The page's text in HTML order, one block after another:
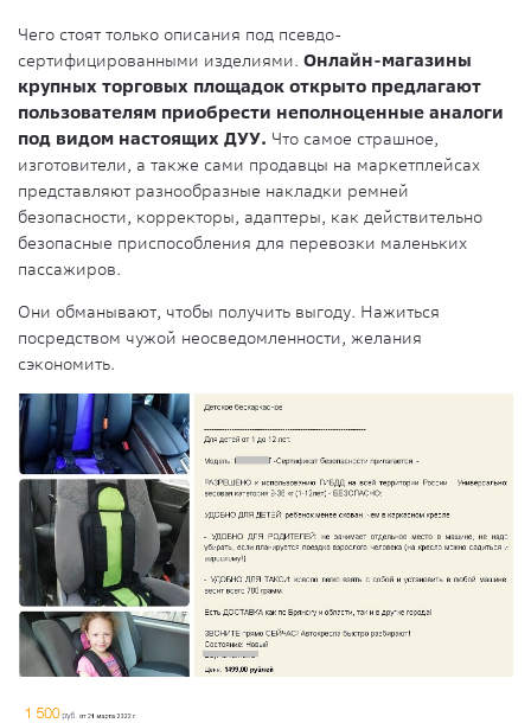
Чего стоят только описания под псевдо-
сертифицированными изделиями. Онлайн-магазины
крупных торговых площадок открыто предлагают
пользователям приобрести неполноценные аналоги
под видом настоящих ДУУ. Что самое страшное,
изготовители, а также сами продавцы на маркетплейсах
представляют разнообразные накладки ремней
безопасности, корректоры, адаптеры, как действительно
безопасные приспособления для перевозки маленьких
пассажиров.
Они обманывают, чтобы получить выгоду. Нажиться
посредством чужой неосведомленности, желания
сэкономить.